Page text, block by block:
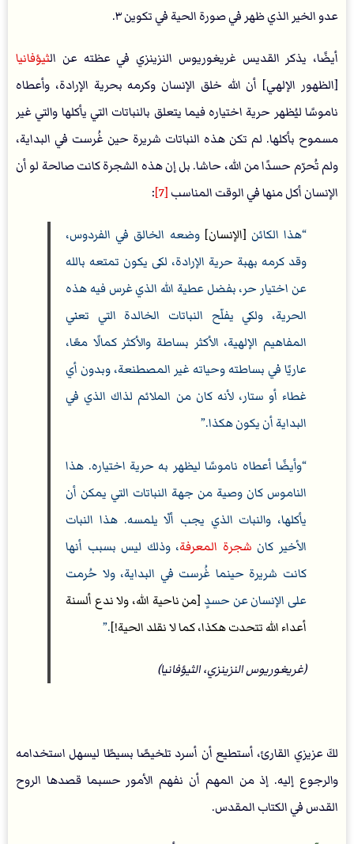
عدو الخير الذي ظهر في صورة الحية في تكوين ٣.
أيضًا، يذكر القديس غريغوريوس النزينزي في عظته عن الثيؤفانيا
[الظهور الإلهي] أن الله خلق الإنسان وكرمه بحرية الإرادة، وأعطاه
ناموسًا ليُظهر حرية اختياره فيما يتعلق بالنباتات التي يأكلها والتي غير
مسموح بأكلها. لم تكن هذه النباتات شريرة حين غُرست في البداية،
ولم تُحرّم حسدًا من الله، حاشا. بل إن هذه الشجرة كانت صالحة لو أن
الإنسان أكل منها في الوقت المناسب [7]
:
هذا الكائن [الإنسان] وضعه الخالق في الفردوس،
وقد كرمه بهبة حرية الإرادة، لكى يكون تمتعه بالله
عن اختيار حر، بفضل عطية الله الذي غرس فيه هذه
الحرية، ولكي يفلّح النباتات الخالدة التي تعني
المفاهيم الإلهية، الأكثر بساطة والأكثر كمالًا معًا،
عاريًا في بساطته وحياته غير المصطنعة، وبدون أي
غطاء أو ستار، لأنه كان من الملائم لذاك الذي في
البداية أن يكون هكذا.
وأيضًا أعطاه ناموسًا ليظهر به حرية اختياره. هذا
الناموس كان وصية من جهة النباتات التي يمكن أن
يأكلها، والنبات الذي يجب ألّا يلمسه. هذا النبات
الأخير كان شجرة المعرفة، وذلك ليس بسبب أنها
كانت شريرة حينما غُرست في البداية، ولا حُرمت
على الإنسان عن حسدٍ [من ناحية الله، ولا ندع ألسنة
أعداء الله تتحدت هكذا، كما لا نقلد الحية!].
(غريغوريوس النزينزي، الثيؤفانيا)
لكَ عزيزي القارئ، أستطيع أن أسرد تلخيصًا بسيطًا ليسهل استخدامه
والرجوع إليه. إذ من المهم أن نفهم الأمور حسبما قصدها الروح
القدس في الكتاب المقدس.